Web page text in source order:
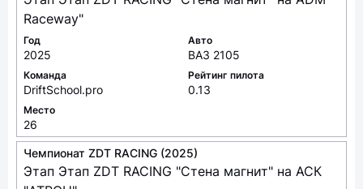
Raceway"
Год
2025
Авто
ВАЗ 2105
Команда
DriftSchool.pro
Рейтинг пилота
0.13
Место
26
Чемпионат ZDT RACING (2025)
Этап Этап ZDT RACING "Стена магнит" на АСК